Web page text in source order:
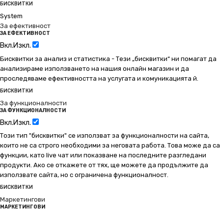
БИСКВИТКИ
System
За ефективност
ЗА ЕФЕКТИВНОСТ
Вкл.Изкл.
Бисквитки за анализ и статистика - Тези „бисквитки“ ни помагат да
анализираме използването на нашия онлайн магазин и да
проследяваме ефективността на услугата и комуникацията й.
БИСКВИТКИ
За функционалности
ЗА ФУНКЦИОНАЛНОСТИ
Вкл.Изкл.
Този тип "бисквитки" се използват за функционалности на сайта,
които не са строго необходими за неговата работа. Това може да са
функции, като live чат или показване на последните разгледани
продукти. Ако се откажете от тях, ще можете да продължите да
използвате сайта, но с ограничена функционалност.
БИСКВИТКИ
Маркетингови
МАРКЕТИНГОВИ